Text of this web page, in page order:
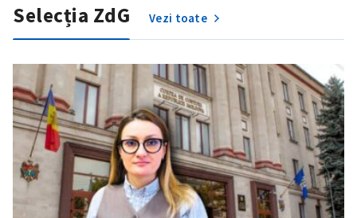
Selecția ZdG Vezi toate